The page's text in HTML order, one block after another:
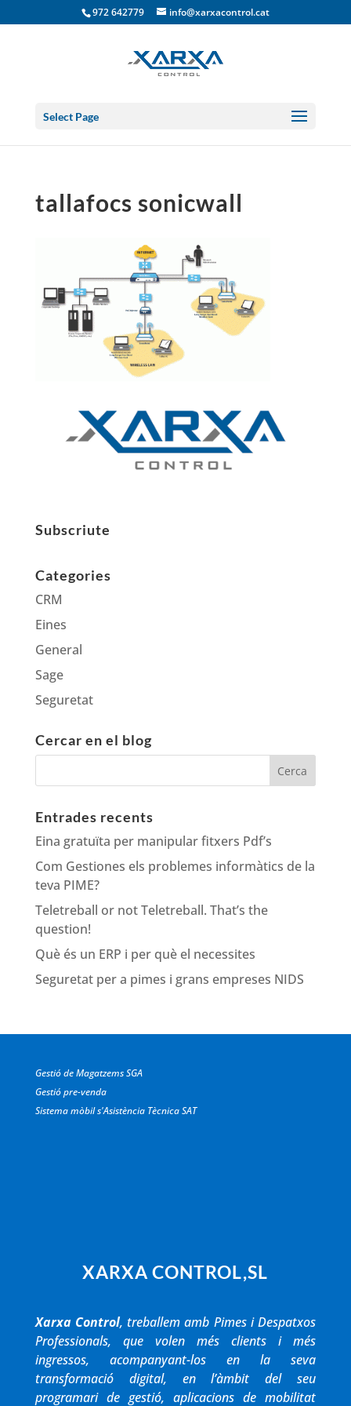
972 642779 info@xarxacontrol.cat
Select Page
tallafocs sonicwall
Subscriute
Categories
CRM
Eines
General
Sage
Seguretat
Cercar en el blog
Entrades recents
Eina gratuïta per manipular fitxers Pdf’s
Com Gestiones els problemes informàtics de la
teva PIME?
Teletreball or not Teletreball. That’s the
question!
Què és un ERP i per què el necessites
Seguretat per a pimes i grans empreses NIDS
Gestió de Magatzems SGA
Gestió pre-venda
Sistema mòbil s'Asistència Tècnica SAT
XARXA CONTROL,SL
Xarxa Control, treballem amb Pimes i Despatxos
Professionals, que volen més clients i més
ingressos, acompanyant-los en la seva
transformació digital, en l’àmbit del seu
programari de gestió, aplicacions de mobilitat